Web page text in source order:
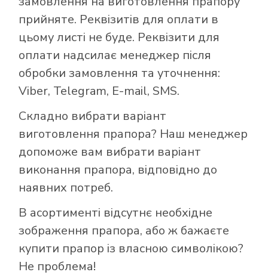
прийняте. Реквізитів для оплати в
цьому листі не буде. Реквізити для
оплати надсилає менеджер після
обробки замовлення та уточнення:
Viber, Telegram, E-mail, SMS.
Складно вибрати варіант
виготовлення прапора? Наш менеджер
допоможе вам вибрати варіант
виконання прапора, відповідно до
наявних потреб.
В асортименті відсутнє необхідне
зображення прапора, або ж бажаєте
купити прапор із власною символікою?
Не проблема!